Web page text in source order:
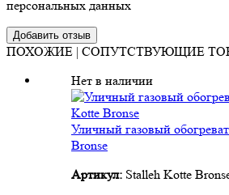
персональных данных
ПОХОЖИЕ | СОПУТСТВУЮЩИЕ
Нет в наличии
Уличный газовый
Bronse
Артикул: Stalleh Kotte